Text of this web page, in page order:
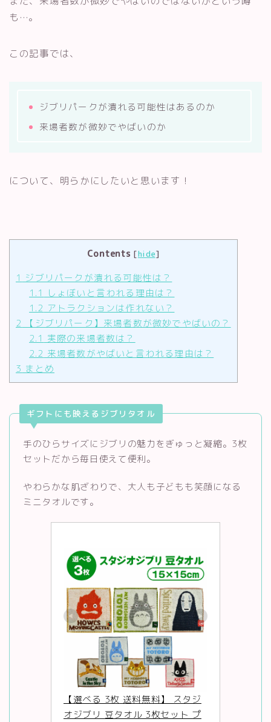
も…。
この記事では、
ジブリパークが潰れる可能性はあるのか
来場者数が微妙でやばいのか
について、明らかにしたいと思います！
Contents [hide]
1 ジブリパークが潰れる可能性は？
1.1
しょぼいと言われる理由は？
1.2 アトラクションは作れない？
2
【ジブリパーク】来場者数が微妙でやばいの？
2.1 実際の来場者数は？
2.2 来場者数がやばいと言われる理由は？
3 まとめ
ギフトにも映えるジブリタオル
手のひらサイズにジブリの魅力をぎゅっと凝縮。3枚
セットだから毎日使えて便利。
やわらかな肌ざわりで、大人も子どもも笑顔になる
ミニタオルです。
【選べる 3枚 送料無料】 スタジ
オジブリ 豆タオル 3枚セット プ